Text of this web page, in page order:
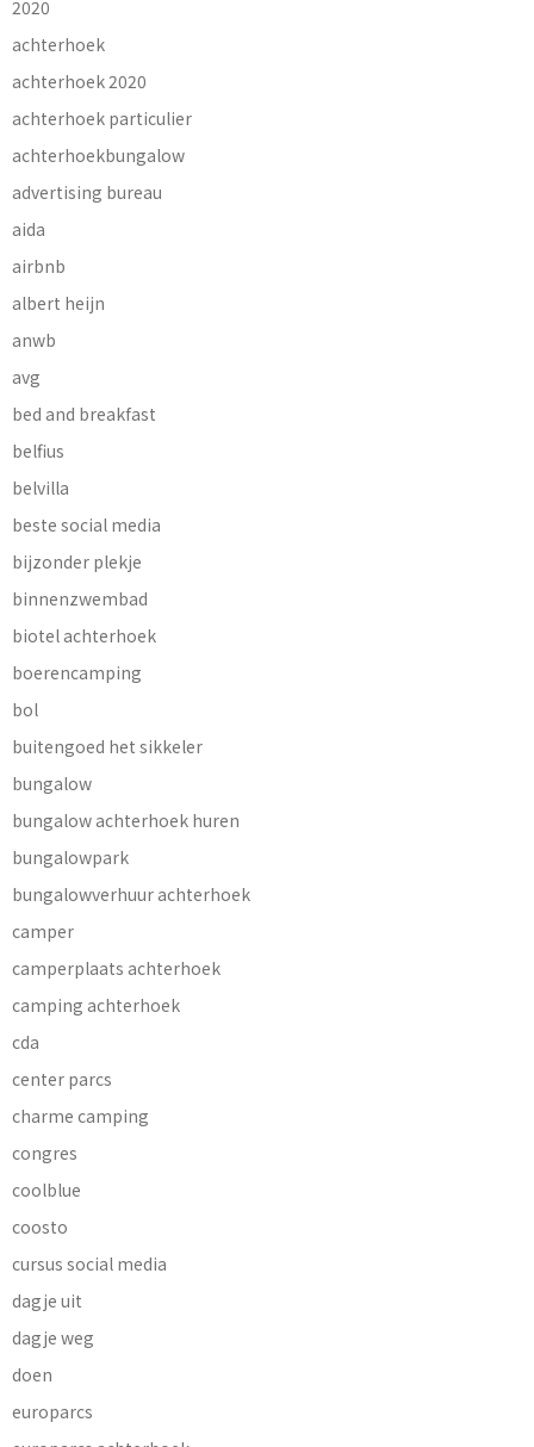
2020
achterhoek
achterhoek 2020
achterhoek particulier
achterhoekbungalow
advertising bureau
aida
airbnb
albert heijn
anwb
avg
bed and breakfast
belfius
belvilla
beste social media
bijzonder plekje
binnenzwembad
biotel achterhoek
boerencamping
bol
buitengoed het sikkeler
bungalow
bungalow achterhoek huren
bungalowpark
bungalowverhuur achterhoek
camper
camperplaats achterhoek
camping achterhoek
cda
center parcs
charme camping
congres
coolblue
coosto
cursus social media
dagje uit
dagje weg
doen
europarcs